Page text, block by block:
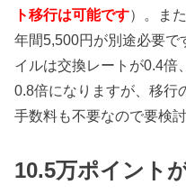
ト移行は可能です）。ま
年間5,500円が別途必要
イルは交換レートが0.4倍
0.8倍になりますが、移行
手数料も不要なので要検討
10.5万ポイント